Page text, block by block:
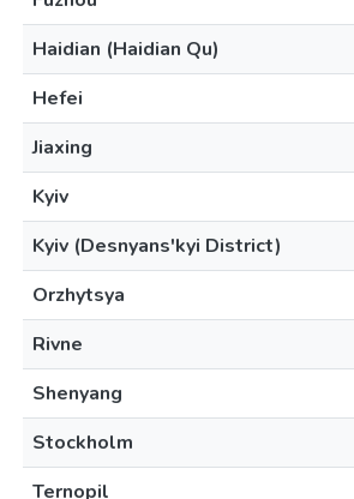
Haidian (Haidian Qu)
Hefei
Jiaxing
Kyiv
Kyiv (Desnyans'kyi District)
Orzhytsya
Rivne
Shenyang
Stockholm
Ternopil